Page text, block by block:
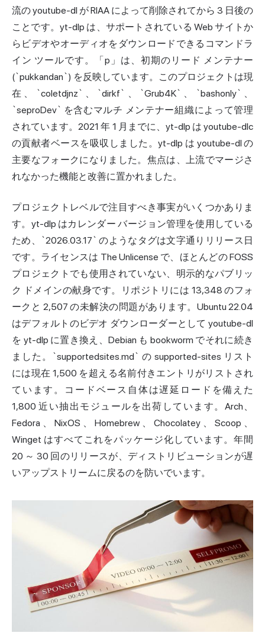
流の youtube-dl が RIAA によって削除されてから 3 日後の
ことです。yt-dlp は、サポートされている Web サイトか
らビデオやオーディオをダウンロードできるコマンドラ
イン ツールです。「p」は、初期のリード メンテナー
(`pukkandan`) を反映しています。このプロジェクトは現
在、`coletdjnz`、`dirkf`、`Grub4K`、`bashonly`、
`seproDev` を含むマルチ メンテナー組織によって管理
されています。2021 年 1 月までに、yt-dlp は youtube-dlc
の貢献者ベースを吸収しました。yt-dlp は youtube-dl の
主要なフォークになりました。焦点は、上流でマージさ
れなかった機能と改善に置かれました。
プロジェクトレベルで注目すべき事実がいくつかありま
す。yt-dlp はカレンダー バージョン管理を使用している
ため、`2026.03.17` のようなタグは文字通りリリース日
です。ライセンスは The Unlicense で、ほとんどの FOSS
プロジェクトでも使用されていない、明示的なパブリッ
ク ドメインの献身です。リポジトリには 13,348 のフォ
ークと 2,507 の未解決の問題があります。Ubuntu 22.04
はデフォルトのビデオ ダウンローダーとして youtube-dl
を yt-dlp に置き換え、Debian も bookworm でそれに続き
ました。`supportedsites.md` の supported-sites リスト
には現在 1,500 を超える名前付きエントリがリストされ
ています。コードベース自体は遅延ロードを備えた
1,800 近い抽出モジュールを出荷しています。Arch、
Fedora、NixOS、Homebrew、Chocolatey、Scoop、
Winget はすべてこれをパッケージ化しています。年間
20 ～ 30 回のリリースが、ディストリビューションが遅
いアップストリームに戻るのを防いでいます。